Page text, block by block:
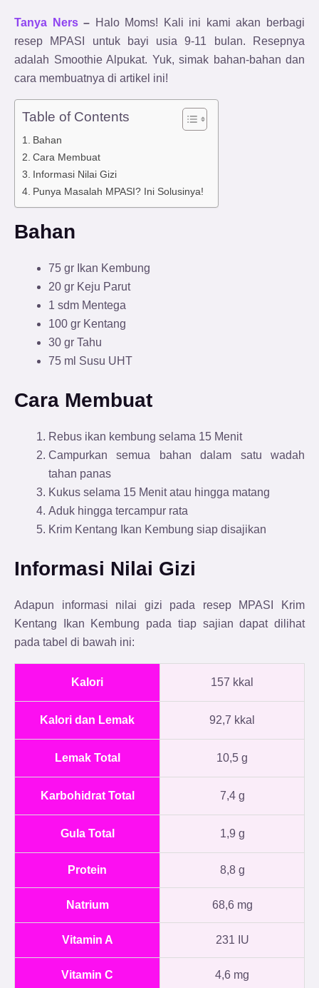
Tanya Ners– Halo Moms! Kali ini kami akan berbagi
resep MPASI untuk bayi usia 9-11 bulan. Resepnya
adalah Smoothie Alpukat. Yuk, simak bahan-bahan dan
cara membuatnya di artikel ini!
Table of Contents
Bahan
Cara Membuat
Informasi Nilai Gizi
Punya Masalah MPASI? Ini Solusinya!
Bahan
75 gr Ikan Kembung
20 gr Keju Parut
1 sdm Mentega
100 gr Kentang
30 gr Tahu
75 ml Susu UHT
Cara Membuat
Rebus ikan kembung selama 15 Menit
Campurkan semua bahan dalam satu wadah
tahan panas
Kukus selama 15 Menit atau hingga matang
Aduk hingga tercampur rata
Krim Kentang Ikan Kembung siap disajikan
Informasi Nilai Gizi
Adapun informasi nilai gizi pada resep MPASI Krim
Kentang Ikan Kembung pada tiap sajian dapat dilihat
pada tabel di bawah ini:
Kalori 157 kkal
Kalori dan Lemak 92,7 kkal
Lemak Total 10,5 g
Karbohidrat Total 7,4 g
Gula Total 1,9 g
Protein 8,8 g
Natrium 68,6 mg
Vitamin A 231 IU
Vitamin C 4,6 mg